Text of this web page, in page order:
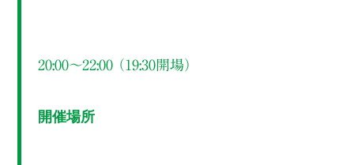
20:00～22:00 （19:30開場）
開催場所